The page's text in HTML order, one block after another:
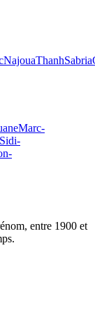
NajouaThanhSabria
Marc-
Sidi-
entre 1900 et